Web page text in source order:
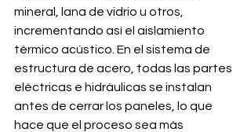
mineral, lana de vidrio u otros,
incrementando así el aislamiento
térmico acústico. En el sistema de
estructura de acero, todas las partes
eléctricas e hidráulicas se instalan
antes de cerrar los paneles, lo que
hace que el proceso sea más